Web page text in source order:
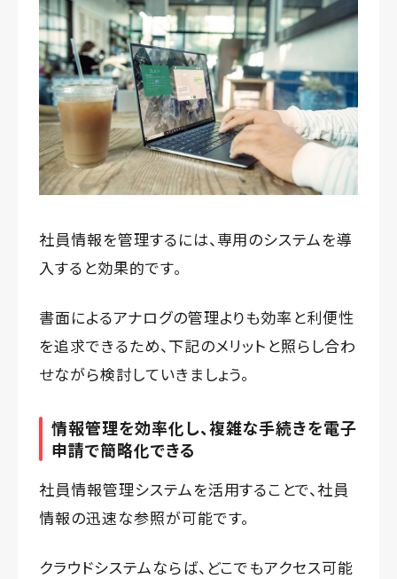
社員情報を管理するには、専用のシステムを導
入すると効果的です。
書面によるアナログの管理よりも効率と利便性
を追求できるため、下記のメリットと照らし合わ
せながら検討していきましょう。
情報管理を効率化し、複雑な手続きを電子
申請で簡略化できる
社員情報管理システムを活用することで、社員
情報の迅速な参照が可能です。
クラウドシステムならば、どこでもアクセス可能